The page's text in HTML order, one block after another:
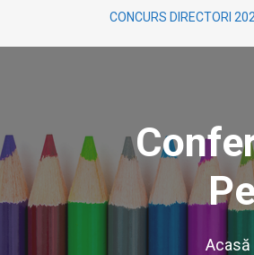
CONCURS DIRECTORI
Acasă